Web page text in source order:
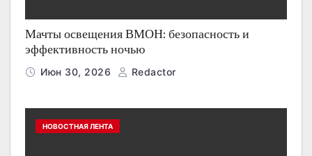
Мачты освещения ВМОН: безопасность и
эффективность ночью
Июн 30, 2026 Redactor
НОВОСТНАЯ ЛЕНТА